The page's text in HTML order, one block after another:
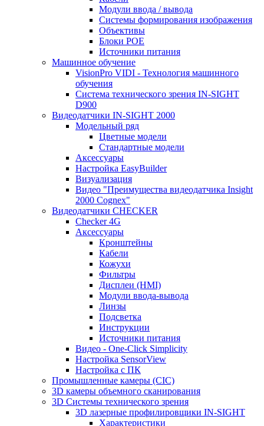
Модули ввода / вывода
Системы формирования изображения
Объективы
Блоки POE
Источники питания
Машинное обучение
VisionPro VIDI - Технология машинного
обучения
Cистема технического зрения IN-SIGHT
D900
Видеодатчики IN-SIGHT 2000
Модельный ряд
Цветные модели
Стандартные модели
Аксессуары
Настройка EasyBuilder
Визуализация
Видео "Преимущества видеодатчика Insight
2000 Cognex"
Видеодатчики CHECKER
Checker 4G
Аксессуары
Кронштейны
Кабели
Кожухи
Фильтры
Дисплеи (HMI)
Модули ввода-вывода
Линзы
Подсветка
Инструкции
Источники питания
Видео - One-Click Simplicity
Настройка SensorView
Настройка с ПК
Промышленные камеры (CIC)
3D камеры объемного сканирования
3D Системы технического зрения
3D лазерные профилировщики IN-SIGHT
Характеристики